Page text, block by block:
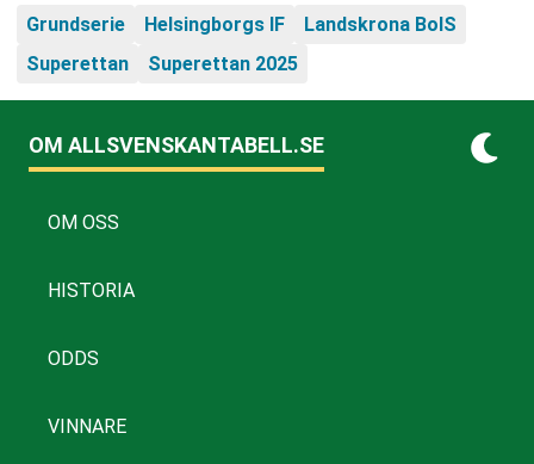
Grundserie Helsingborgs IF
Landskrona BoIS
Superettan
Superettan 2025
OM ALLSVENSKANTABELL.SE
OM OSS
HISTORIA
ODDS
VINNARE